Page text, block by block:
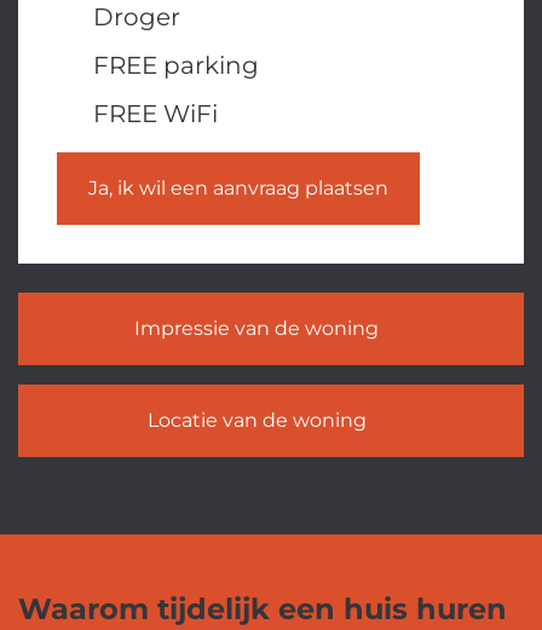
Droger
FREE parking
FREE WiFi
Ja, ik wil een aanvraag plaatsen
Impressie van de woning
Locatie van de woning
Waarom tijdelijk een huis huren